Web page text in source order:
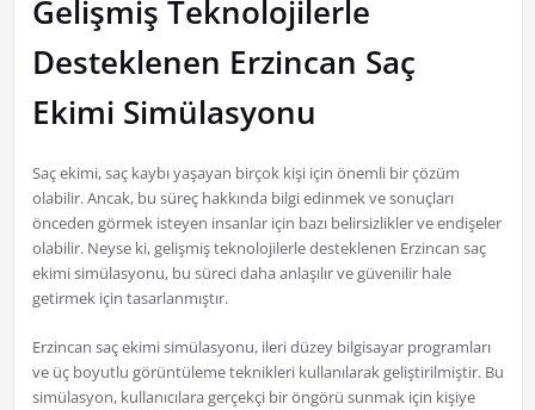
Gelişmiş Teknolojilerle
Desteklenen Erzincan Saç
Ekimi Simülasyonu
Saç ekimi, saç kaybı yaşayan birçok kişi için önemli bir çözüm
olabilir. Ancak, bu süreç hakkında bilgi edinmek ve sonuçları
önceden görmek isteyen insanlar için bazı belirsizlikler ve endişeler
olabilir. Neyse ki, gelişmiş teknolojilerle desteklenen Erzincan saç
ekimi simülasyonu, bu süreci daha anlaşılır ve güvenilir hale
getirmek için tasarlanmıştır.
Erzincan saç ekimi simülasyonu, ileri düzey bilgisayar programları
ve üç boyutlu görüntüleme teknikleri kullanılarak geliştirilmiştir. Bu
simülasyon, kullanıcılara gerçekçi bir öngörü sunmak için kişiye